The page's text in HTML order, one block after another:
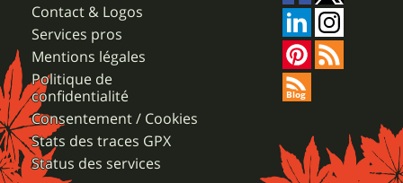
Contact & Logos
Services pros
Mentions légales
Politique de
confidentialité
Consentement / Cookies
Stats des traces GPX
Status des services